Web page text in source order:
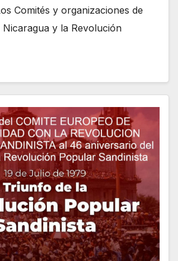
Comités y organizaciones de
Nicaragua y la Revolución